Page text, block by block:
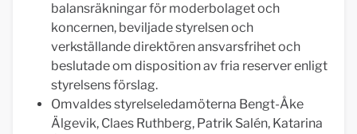
balansräkningar för moderbolaget och
koncernen, beviljade styrelsen och
verkställande direktören ansvarsfrihet och
beslutade om disposition av fria reserver enligt
styrelsens förslag.
Omvaldes styrelseledamöterna Bengt-Åke
Älgevik, Claes Ruthberg, Patrik Salén, Katarina